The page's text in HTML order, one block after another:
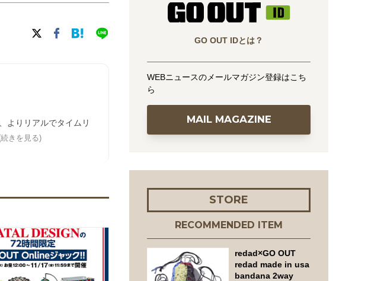
よりリアルでタイムリ
続きを見る)
GO OUT IDとは？
WEBニュースのメールマガジン登録はこち
ら
MAIL MAGAZINE
STORE
RECOMMENDED ITEM
redad×GO OUT
redad made in usa
bandana 2way